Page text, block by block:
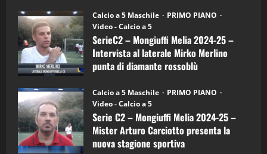
6)
–
Intervista
a
mister
Arturo
Carciotto
(Mongiuffi
Calcio a 5 Maschile
PRIMO PIANO
Video - Calcio a 5
SerieC2 – Mongiuffi Melia 2024-25 –
Intervista al laterale Mirko Merlino
punta di diamante rossoblù
Calcio a 5 Maschile
PRIMO PIANO
Video - Calcio a 5
Serie C2 – Mongiuffi Melia 2024-25 –
Mister Arturo Carciotto presenta la
nuova stagione sportiva
4
“SportEmpire” in Podcast: 27^ Puntata
(Martedi 14 Aprile 2026)
15/04/2026
5
“SportEmpire” in Podcast: 26^ Puntata
(Martedi 07 Aprile 2026)
08/04/2026